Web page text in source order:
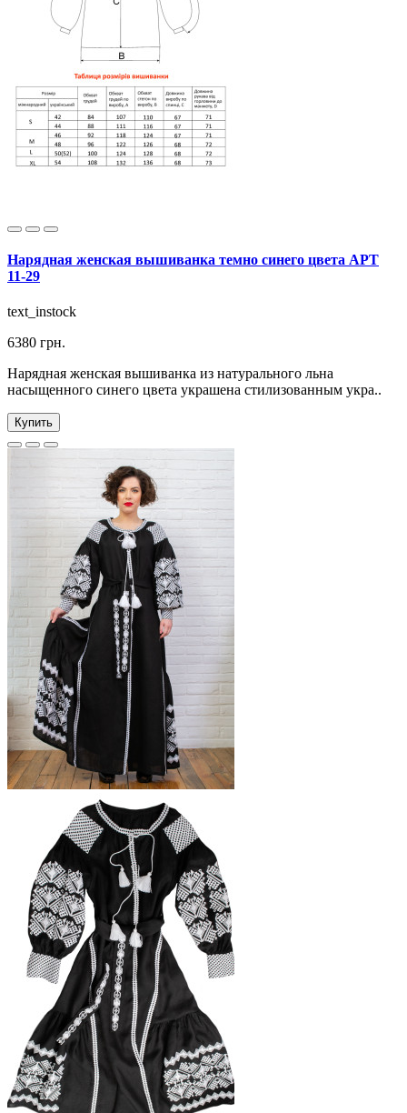
Нарядная женская вышиванка темно синего цвета АРТ
11-29
text_instock
6380 грн.
Нарядная женская вышиванка из натурального льна
насыщенного синего цвета украшена стилизованным укра..
Купить